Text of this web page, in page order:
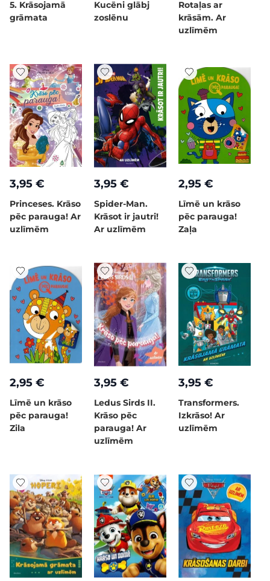
5. Krāsojamā
grāmata
Kucēni glābj
zoslēnu
Rotaļas ar
krāsām. Ar
uzlīmēm
3,95 €
Princeses. Krāso
pēc parauga! Ar
uzlīmēm
3,95 €
Spider-Man.
Krāsot ir jautri!
Ar uzlīmēm
2,95 €
Līmē un krāso
pēc parauga!
Zaļa
2,95 €
Līmē un krāso
pēc parauga!
Zila
3,95 €
Ledus Sirds II.
Krāso pēc
parauga! Ar
uzlīmēm
3,95 €
Transformers.
Izkrāso! Ar
uzlīmēm